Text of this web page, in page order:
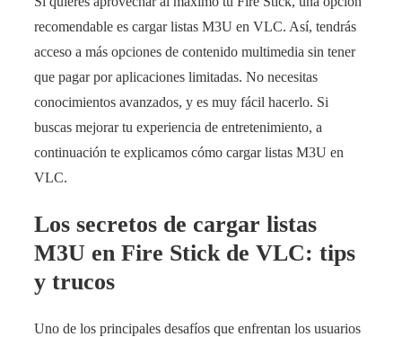
recomendable es cargar listas M3U en VLC. Así, tendrás
acceso a más opciones de contenido multimedia sin tener
que pagar por aplicaciones limitadas. No necesitas
conocimientos avanzados, y es muy fácil hacerlo. Si
buscas mejorar tu experiencia de entretenimiento, a
continuación te explicamos cómo cargar listas M3U en
VLC.
Los secretos de cargar listas
M3U en Fire Stick de VLC: tips
y trucos
Uno de los principales desafíos que enfrentan los usuarios